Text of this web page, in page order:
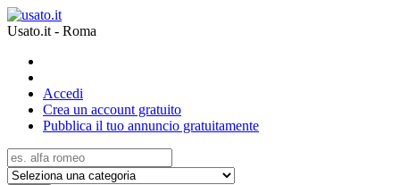
Usato.it - Roma
Accedi
Crea un account gratuito
Pubblica il tuo annuncio gratuitamente